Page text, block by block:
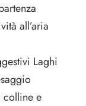
all’aria
Laghi
colline e